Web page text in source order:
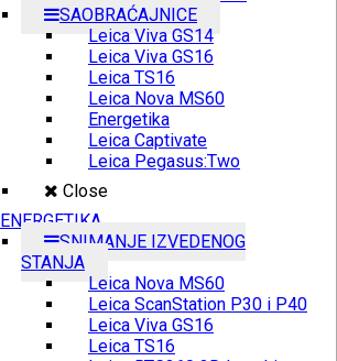
SAOBRAĆAJNICE
Leica Viva GS14
Leica Viva GS16
Leica TS16
Leica Nova MS60
Energetika
Leica Captivate
Leica Pegasus:Two
Close
ENERGETIKA
SNIMANJE IZVEDENOG
STANJA
Leica Nova MS60
Leica ScanStation P30 i P40
Leica Viva GS16
Leica TS16